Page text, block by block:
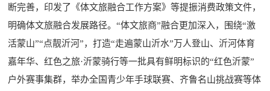
断完善，印发了《体文旅融合工作方案》等提振消费政策文件，
明确体文旅融合发展路径。“体文旅商”融合更加深入，围绕“激
活蒙山”“点靓沂河”，打造“走遍蒙山沂水”万人登山、沂河体育
嘉年华、红色之旅·沂蒙骑行等一批具有鲜明标识的“红色沂蒙”
户外赛事集群，举办全国青少年手球联赛、齐鲁名山挑战赛等体